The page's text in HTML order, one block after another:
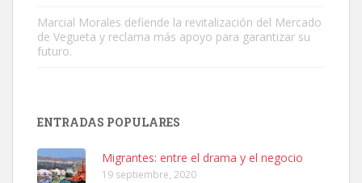
Leales.org » Gran Canaria
Marcial Morales defiende la revitalización del Mercado
de Vegueta y reclama más apoyo para garantizar su
futuro.
ENTRADAS POPULARES
Migrantes: entre el drama y el negocio
19 septiembre, 2020